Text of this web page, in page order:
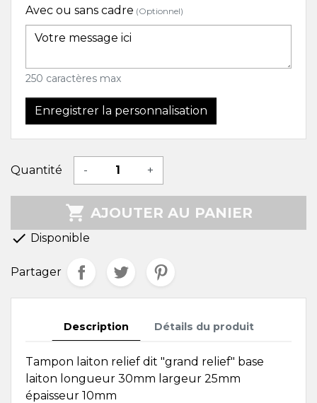
Avec ou sans cadre (Optionnel)
250 caractères max
Enregistrer la personnalisation
Quantité - +
 AJOUTER AU PANIER
 Disponible
Partager
Description Détails du produit
Tampon laiton relief dit "grand relief" base
laiton longueur 30mm largeur 25mm
épaisseur 10mm